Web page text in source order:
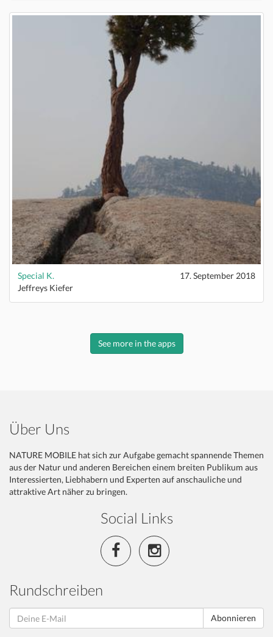
Special K.
17. September 2018
Jeffreys Kiefer
See more in the apps
Über Uns
NATURE MOBILE hat sich zur Aufgabe gemacht spannende Themen
aus der Natur und anderen Bereichen einem breiten Publikum aus
Interessierten, Liebhabern und Experten auf anschauliche und
attraktive Art näher zu bringen.
Social Links
Rundschreiben
Abonnieren